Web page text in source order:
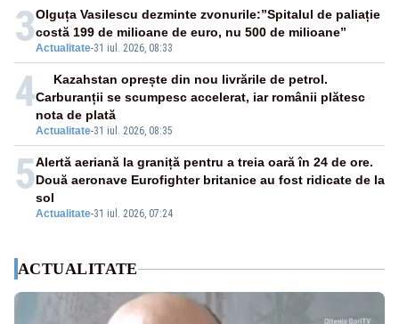
3Actualitate-31 iul. 2026, 08:33
Olguța Vasilescu dezminte zvonurile:”Spitalul de paliație
costă 199 de milioane de euro, nu 500 de milioane”
4
Actualitate-31 iul. 2026, 08:35
Kazahstan oprește din nou livrările de petrol.
Carburanții se scumpesc accelerat, iar românii plătesc
nota de plată
5
Actualitate-31 iul. 2026, 07:24
Alertă aeriană la graniță pentru a treia oară în 24 de ore.
Două aeronave Eurofighter britanice au fost ridicate de la
sol
ACTUALITATE